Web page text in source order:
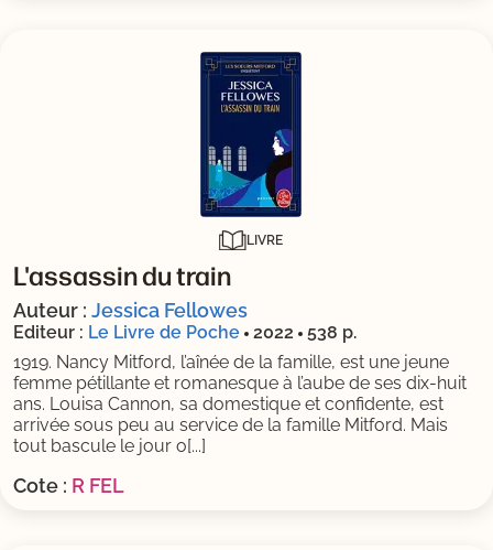
LIVRE
L'assassin du train
Auteur : Jessica Fellowes
Editeur : Le Livre de Poche 2022
538 p.
1919. Nancy Mitford, l’aînée de la famille, est une jeune
femme pétillante et romanesque à l’aube de ses dix-huit
ans. Louisa Cannon, sa domestique et confidente, est
arrivée sous peu au service de la famille Mitford. Mais
tout bascule le jour o[...]
Cote : R FEL